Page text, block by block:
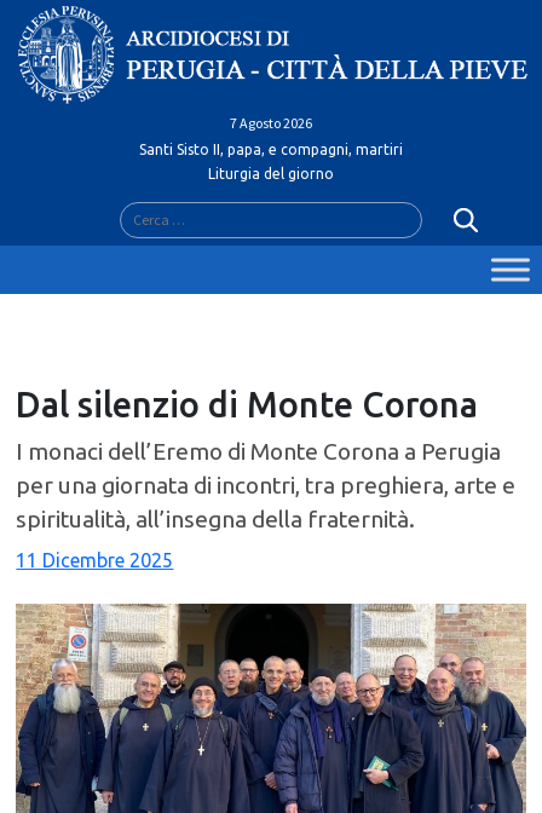
Skip
content
7 Agosto 2026
Santi Sisto II, papa, e compagni, martiri
Liturgia del giorno
Ricerca
per:
Dal silenzio di Monte Corona
I monaci dell’Eremo di Monte Corona a Perugia
per una giornata di incontri, tra preghiera, arte e
spiritualità, all’insegna della fraternità.
11 Dicembre 2025